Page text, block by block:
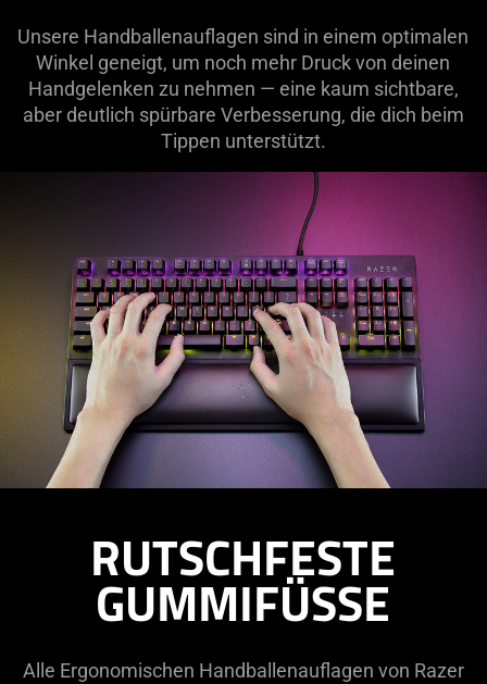
Unsere Handballenauflagen sind in einem optimalen
Winkel geneigt, um noch mehr Druck von deinen
Handgelenken zu nehmen — eine kaum sichtbare,
aber deutlich spürbare Verbesserung, die dich beim
Tippen unterstützt.
RUTSCHFESTE
GUMMIFÜSSE
Alle Ergonomischen Handballenauflagen von Razer